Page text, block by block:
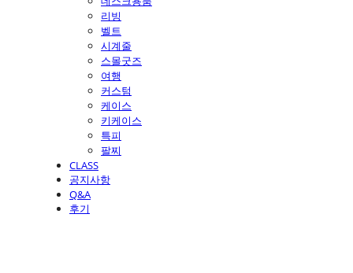
리빙
벨트
시계줄
스몰굿즈
여행
커스텀
케이스
키케이스
특피
팔찌
CLASS
공지사항
Q&A
후기